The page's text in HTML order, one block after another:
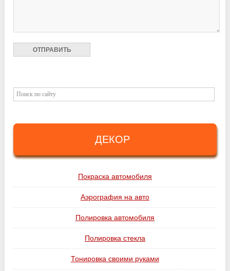
ДЕКОР
Покраска автомобиля
Аэрография на авто
Полировка автомобиля
Полировка стекла
Тонировка своими руками